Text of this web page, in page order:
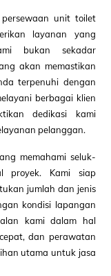
unit toilet
layanan yang
bukan sekadar
akan memastikan
terpenuhi dengan
berbagai klien
dedikasi kami
pelanggan.
memahami seluk-
proyek. Kami siap
jumlah dan jenis
kondisi lapangan
kami dalam hal
dan perawatan
utama untuk jasa